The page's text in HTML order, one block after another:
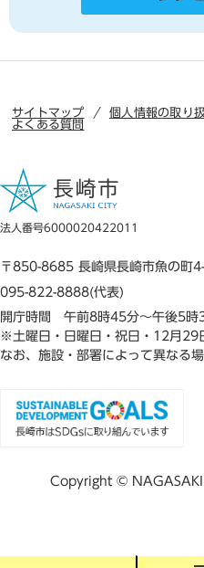
サイトマップ 個人情報の取り
よくある質問
法人番号6000020422011
〒850-8685 長崎県長崎市魚の町
095-822-8888(代表)
開庁時間 午前8時45分～午後5時
※土曜日・日曜日・祝日・12月29
なお、施設・部署によって異なる場
Copyright ©